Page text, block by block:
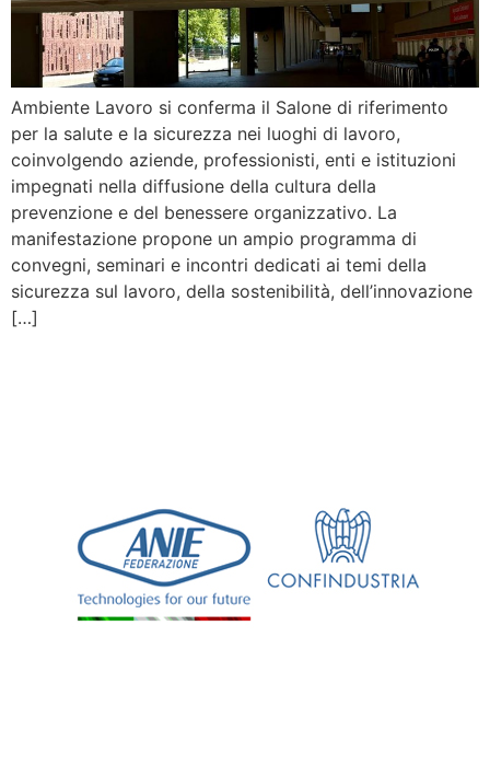
Ambiente Lavoro si conferma il Salone di riferimento
per la salute e la sicurezza nei luoghi di lavoro,
coinvolgendo aziende, professionisti, enti e istituzioni
impegnati nella diffusione della cultura della
prevenzione e del benessere organizzativo. La
manifestazione propone un ampio programma di
convegni, seminari e incontri dedicati ai temi della
sicurezza sul lavoro, della sostenibilità, dell’innovazione
[…]